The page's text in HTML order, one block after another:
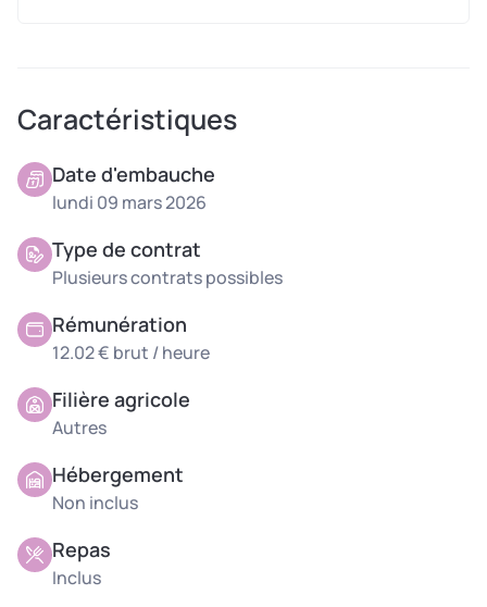
Conditions de travail:
Horaires: 7h-15h
Type d’emploi :CDD et perspectives de CDI
Période : de 2 semaines à longue durée
En présentiel
Permis B et Véhiculé obligatoire
Caractéristiques
Date d'embauche
lundi 09 mars 2026
Type de contrat
Plusieurs contrats possibles
Rémunération
12.02 € brut / heure
Filière agricole
Autres
Hébergement
Non inclus
Repas
Inclus